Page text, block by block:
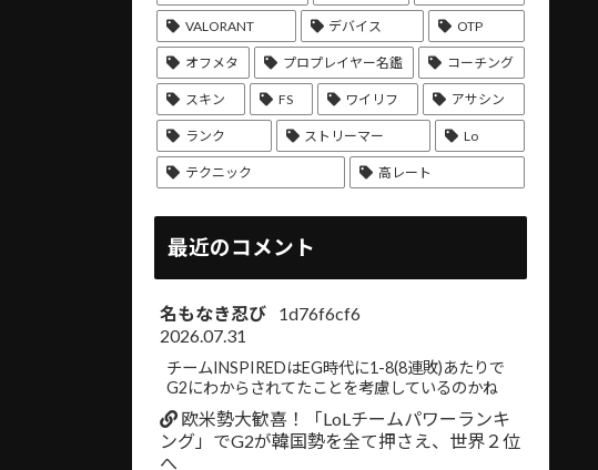
VALORANT デバイス OTP
オフメタ プロプレイヤー名鑑 コーチング
スキン FS ワイリフ アサシン
ランク ストリーマー Lo
テクニック 高レート
最近のコメント
名もなき忍び
1d76f6cf6
2026.07.31
チームINSPIREDはEG時代に1-8(8連敗)あたりで
G2にわからされてたことを考慮しているのかね
欧米勢大歓喜！「LoLチームパワーランキ
ング」でG2が韓国勢を全て押さえ、世界２位
へ